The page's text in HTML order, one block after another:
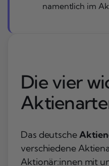
namentlich im
Die vier
Das deutsche
verschiedene
Aktionär:innen mit